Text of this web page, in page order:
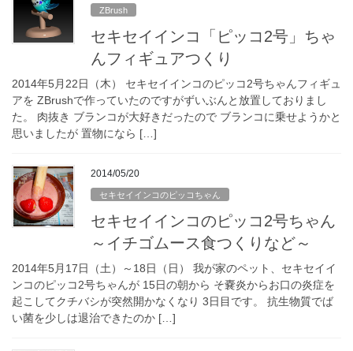
ZBrush
セキセイインコ「ピッコ2号」ちゃ
んフィギュアつくり
2014年5月22日（木） セキセイインコのピッコ2号ちゃんフィギュ
アを ZBrushで作っていたのですがずいぶんと放置しておりまし
た。 肉抜き ブランコが大好きだったので ブランコに乗せようかと
思いましたが 置物になら […]
2014/05/20
セキセイインコのピッコちゃん
セキセイインコのピッコ2号ちゃん
～イチゴムース食つくりなど～
2014年5月17日（土）～18日（日） 我が家のペット、セキセイイ
ンコのピッコ2号ちゃんが 15日の朝から そ嚢炎からお口の炎症を
起こしてクチバシが突然開かなくなり 3日目です。 抗生物質でば
い菌を少しは退治できたのか […]